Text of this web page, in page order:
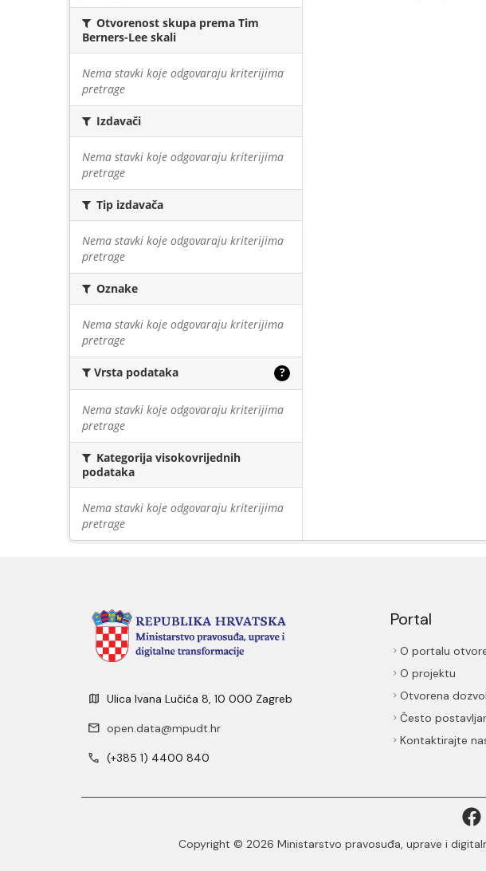
Otvorenost skupa prema Tim
Berners-Lee skali
Nema stavki koje odgovaraju kriterijima
pretrage
Izdavači
Nema stavki koje odgovaraju kriterijima
pretrage
Tip izdavača
Nema stavki koje odgovaraju kriterijima
pretrage
Oznake
Nema stavki koje odgovaraju kriterijima
pretrage
Vrsta podataka ?
Nema stavki koje odgovaraju kriterijima
pretrage
Kategorija visokovrijednih
podataka
Nema stavki koje odgovaraju kriterijima
pretrage